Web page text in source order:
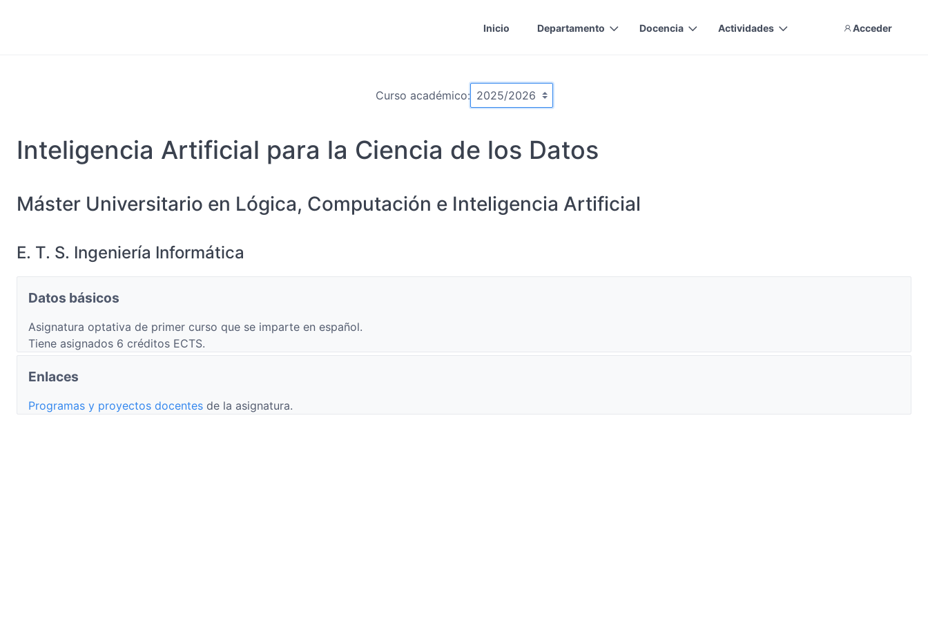
Inicio Departamento Docencia Actividades Acceder
Curso académico:
Inteligencia Artificial para la Ciencia de los Datos
Máster Universitario en Lógica, Computación e Inteligencia Artificial
E. T. S. Ingeniería Informática
Datos básicos
Asignatura optativa de primer curso que se imparte en español.
Tiene asignados 6 créditos ECTS.
Enlaces
Programas y proyectos docentes de la asignatura.